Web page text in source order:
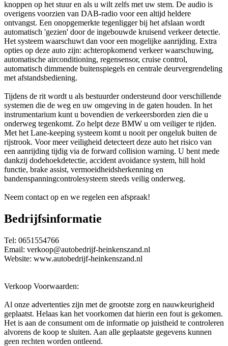
knoppen op het stuur en als u wilt zelfs met uw stem. De audio is
overigens voorzien van DAB-radio voor een altijd heldere
ontvangst. Een onopgemerkte tegenligger bij het afslaan wordt
automatisch 'gezien' door de ingebouwde kruisend verkeer detectie.
Het systeem waarschuwt dan voor een mogelijke aanrijding. Extra
opties op deze auto zijn: achteropkomend verkeer waarschuwing,
automatische airconditioning, regensensor, cruise control,
automatisch dimmende buitenspiegels en centrale deurvergrendeling
met afstandsbediening.
Tijdens de rit wordt u als bestuurder ondersteund door verschillende
systemen die de weg en uw omgeving in de gaten houden. In het
instrumentarium kunt u bovendien de verkeersborden zien die u
onderweg tegenkomt. Zo helpt deze BMW u om veiliger te rijden.
Met het Lane-keeping systeem komt u nooit per ongeluk buiten de
rijstrook. Voor meer veiligheid detecteert deze auto het risico van
een aanrijding tijdig via de forward collision warning. U bent mede
dankzij dodehoekdetectie, accident avoidance system, hill hold
functie, brake assist, vermoeidheidsherkenning en
bandenspanningcontrolesysteem steeds veilig onderweg.
Neem contact op en we regelen een afspraak!
Bedrijfsinformatie
Tel: 0651554766
Email: verkoop@autobedrijf-heinkenszand.nl
Website: www.autobedrijf-heinkenszand.nl
Verkoop Voorwaarden:
Al onze advertenties zijn met de grootste zorg en nauwkeurigheid
geplaatst. Helaas kan het voorkomen dat hierin een fout is gekomen.
Het is aan de consument om de informatie op juistheid te controleren
alvorens de koop te sluiten. Aan alle geplaatste gegevens kunnen
geen rechten worden ontleend.